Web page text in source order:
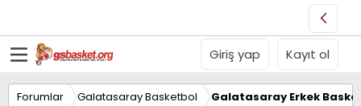
Giriş yap Kayıt ol
Forumlar Galatasaray Basketbol Galatasaray Erkek